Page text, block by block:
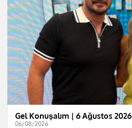
Gel Konuşalım | 6 Ağustos 2026
06/08/2026